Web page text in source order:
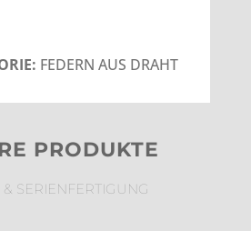
FEDERN AUS DRAHT
PRODUKTE
SERIENFERTIGUNG